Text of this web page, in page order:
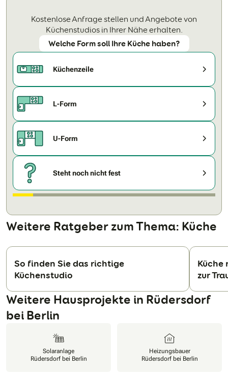
Kostenlose Anfrage stellen und Angebote von
Küchenstudios in Ihrer Nähe erhalten.
Welche Form soll Ihre Küche haben?
Küchenzeile
L-Form
U-Form
Steht noch nicht fest
Weitere Ratgeber zum Thema: Küche
So finden Sie das richtige
Küchenstudio
Küche
zur
Weitere Hausprojekte in Rüdersdorf
bei Berlin
Solaranlage
Rüdersdorf bei Berlin
Heizungsbauer
Rüdersdorf bei Berlin